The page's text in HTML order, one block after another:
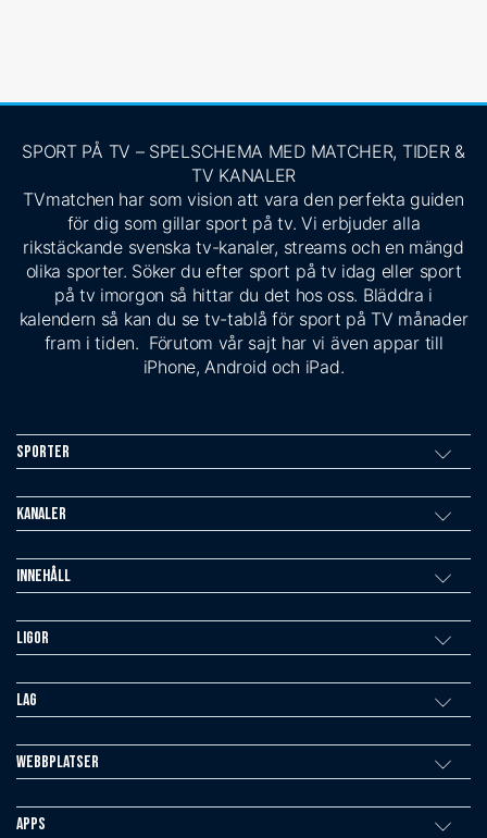
SPORT PÅ TV – SPELSCHEMA MED MATCHER, TIDER &
TV KANALER
TVmatchen har som vision att vara den perfekta guiden
för dig som gillar sport på tv. Vi erbjuder alla
rikstäckande svenska tv-kanaler, streams och en mängd
olika sporter. Söker du efter sport på tv idag eller sport
på tv imorgon så hittar du det hos oss. Bläddra i
kalendern så kan du se tv-tablå för sport på TV månader
fram i tiden. Förutom vår sajt har vi även appar till
iPhone, Android och iPad.
Sporter
Kanaler
Innehåll
Ligor
Lag
Webbplatser
Apps